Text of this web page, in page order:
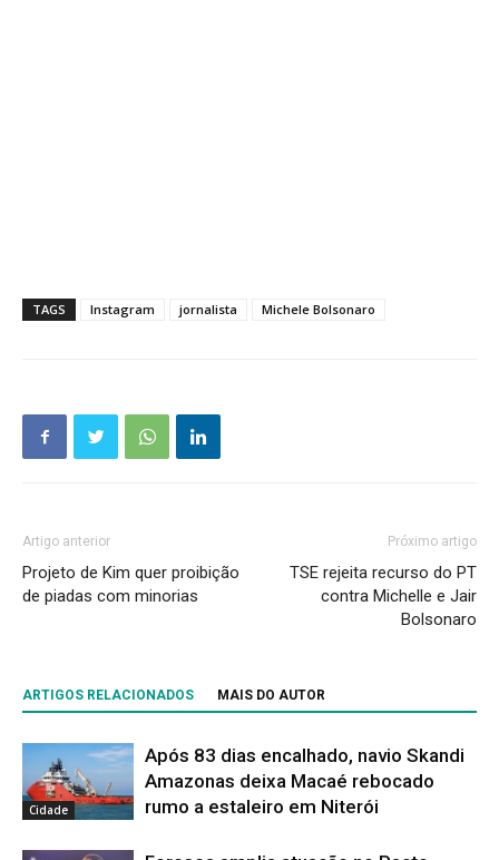
TAGS Instagram jornalista Michele Bolsonaro
Artigo anterior
Projeto de Kim quer proibição
de piadas com minorias
Próximo artigo
TSE rejeita recurso do PT
contra Michelle e Jair
Bolsonaro
ARTIGOS RELACIONADOS MAIS DO AUTOR
Cidade
Após 83 dias encalhado, navio Skandi
Amazonas deixa Macaé rebocado
rumo a estaleiro em Niterói